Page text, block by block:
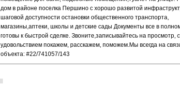
дом в районе поселка Першино с хорошо развитой
шаговой доступности остановки общественного транспорта,
магазины,аптеки, школы и детские сады Документы все в
готовы к быстрой сделке. Звоните,записывайтесь на просмотр, с
удовольствием покажем, расскажем, поможем.Мы всегда на
объекта: #22/741057/143